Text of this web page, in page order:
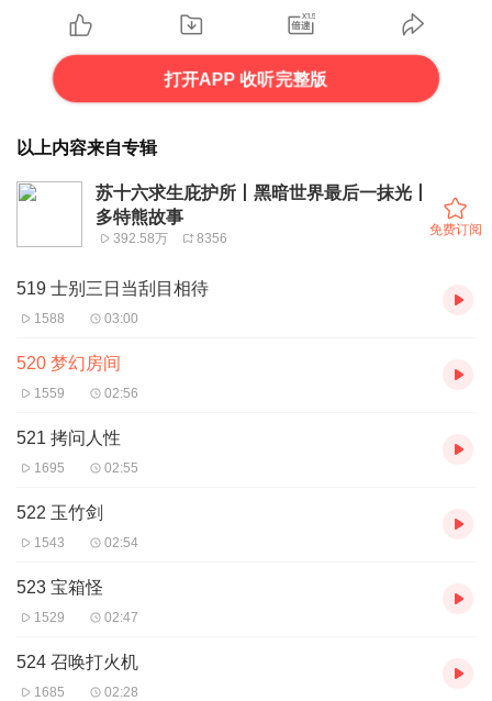
打开APP 收听完整版
以上内容来自专辑
苏十六求生庇护所丨黑暗世界最后一抹光丨
多特熊故事
392.58万 8356
免费订阅
519 士别三日当刮目相待
1588 03:00
520 梦幻房间
1559 02:56
521 拷问人性
1695 02:55
522 玉竹剑
1543 02:54
523 宝箱怪
1529 02:47
524 召唤打火机
1685 02:28